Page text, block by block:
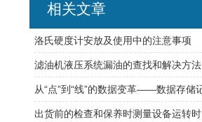
相关文章
洛氏硬度计安放及使用中的注意事项
滤油机液压系统漏油的查找和解决方法